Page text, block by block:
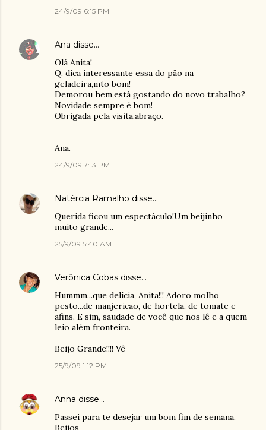
24/9/09 6:15 PM
Ana disse…
Olá Anita!
Q. dica interessante essa do pão na
geladeira,mto bom!
Demorou hem,está gostando do novo trabalho?
Novidade sempre é bom!
Obrigada pela visita,abraço.
Ana.
24/9/09 7:13 PM
Natércia Ramalho disse…
Querida ficou um espectáculo!Um beijinho
muito grande...
25/9/09 5:40 AM
Verônica Cobas disse…
Hummm...que delícia, Anita!!! Adoro molho
pesto...de manjericão, de hortelã, de tomate e
afins. E sim, saudade de você que nos lê e a quem
leio além fronteira.
Beijo Grande!!!! Vê
25/9/09 1:12 PM
Anna disse…
Passei para te desejar um bom fim de semana.
Beijos